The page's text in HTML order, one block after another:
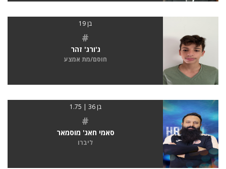
בן 19
#
ג'ורג' זהר
חוסם/מת אמצע
בן 36 | 1.75
#
סאמי חאג' מוסמאר
ליברו